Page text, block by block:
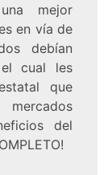
mejor
en vía de
debían
cual les
que
del